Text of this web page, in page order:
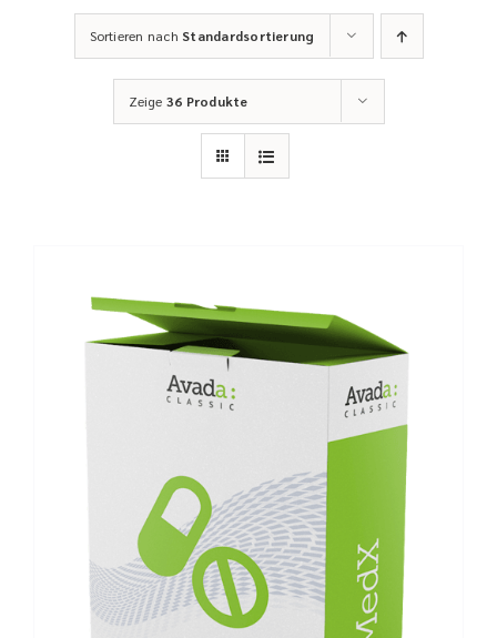
Sortieren nach Standardsortierung
Zeige 36 Produkte